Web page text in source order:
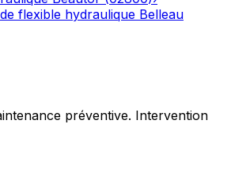
flexible hydraulique Belleau
préventive. Intervention